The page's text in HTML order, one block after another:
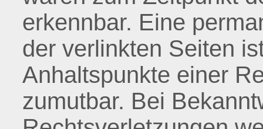
erkennbar. Eine
der verlinkten Seiten
Anhaltspunkte einer
zumutbar. Bei